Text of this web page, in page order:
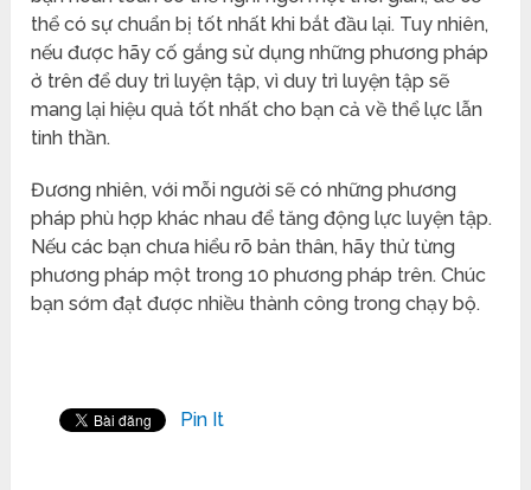
thể có sự chuẩn bị tốt nhất khi bắt đầu lại. Tuy nhiên,
nếu được hãy cố gắng sử dụng những phương pháp
ở trên để duy trì luyện tập, vì duy trì luyện tập sẽ
mang lại hiệu quả tốt nhất cho bạn cả về thể lực lẫn
tinh thần.
Đương nhiên, với mỗi người sẽ có những phương
pháp phù hợp khác nhau để tăng động lực luyện tập.
Nếu các bạn chưa hiểu rõ bản thân, hãy thử từng
phương pháp một trong 10 phương pháp trên. Chúc
bạn sớm đạt được nhiều thành công trong chạy bộ.
Pin It